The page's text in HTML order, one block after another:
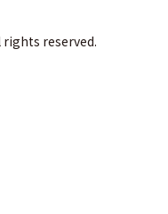
rights reserved.